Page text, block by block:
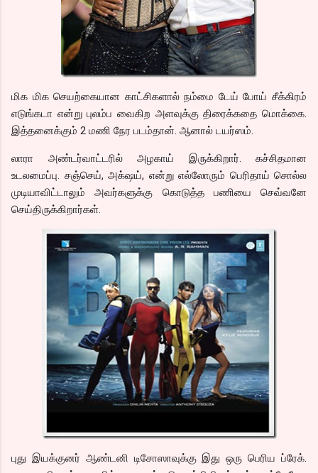
மிக மிக செயற்கையான காட்சிகளால் நம்மை டேய் போய் சீக்கிரம்
எடுங்கடா என்று புலம்ப வைகிற அளவுக்கு திரைக்கதை மொக்கை.
இத்தனைக்கும் 2 மணி நேர படம்தான். ஆனால் டயர்ஸம்.
லாரா அண்டர்வாட்டரில் அழகாய் இருக்கிறார். கச்சிதமான
உடலமைப்பு. சஞ்செய், அக்‌ஷய், என்று எல்லோரும் பெரிதாய் சொல்ல
முடியாவிட்டாலும் அவர்களுக்கு கொடுத்த பணியை செவ்வனே
செய்திருக்கிறார்கள்.
புது இயக்குனர் ஆண்டனி டிசோஸாவுக்கு இது ஒரு பெரிய ப்ரேக்.